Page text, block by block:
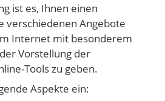
ist es, Ihnen einen
verschiedenen Angebote
Internet mit besonderem
Vorstellung der
Tools zu geben.
Aspekte ein: